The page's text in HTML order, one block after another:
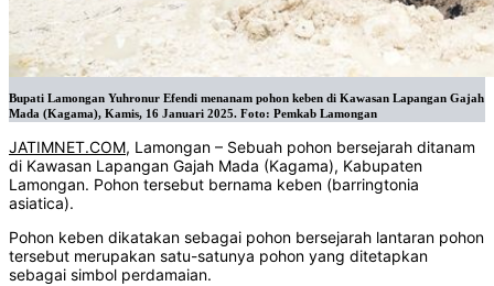
Bupati Lamongan Yuhronur Efendi menanam pohon keben di Kawasan Lapangan Gajah
Mada (Kagama), Kamis, 16 Januari 2025. Foto: Pemkab Lamongan
JATIMNET.COM, Lamongan – Sebuah pohon bersejarah ditanam
di Kawasan Lapangan Gajah Mada (Kagama), Kabupaten
Lamongan. Pohon tersebut bernama keben (barringtonia
asiatica).
Pohon keben dikatakan sebagai pohon bersejarah lantaran pohon
tersebut merupakan satu-satunya pohon yang ditetapkan
sebagai simbol perdamaian.